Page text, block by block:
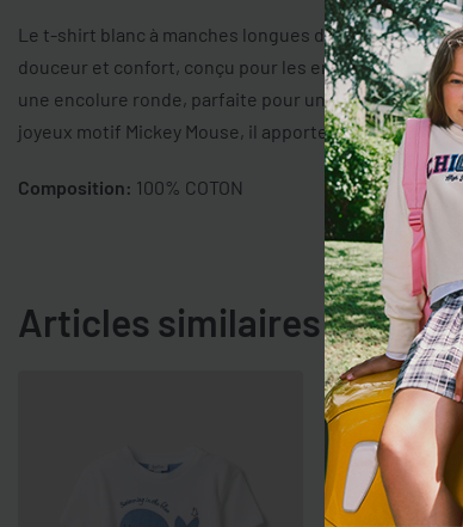
Le t-shirt blanc à manches longues de la ligne OVS
douceur et confort, conçu pour les enfants âgés de
une encolure ronde, parfaite pour un usage
joyeux motif Mickey Mouse, il apporte de la joie aux
Composition: 100% COTON
Articles similaires